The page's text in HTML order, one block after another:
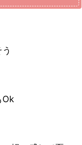
Ok